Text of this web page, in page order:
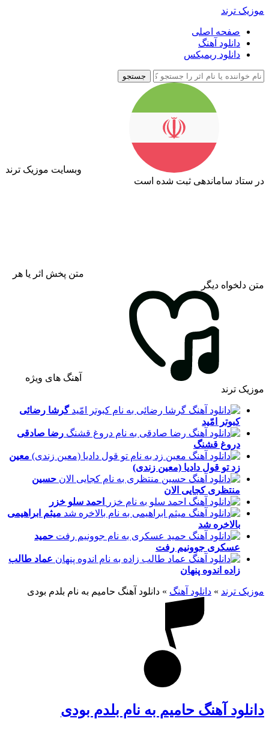
موزیک ترند
صفحه اصلی
دانلود آهنگ
دانلود ریمیکس
جستجو
وبسایت موزیک ترند
در ستاد ساماندهی ثبت شده است
متن پخش اثر یا هر
متن دلخواه دیگر
آهنگ های ویژه
موزیک ترند
گرشا رضائی
کبوتر امّید
رضا صادقی
دروغ قشنگ
معین
زدتو قول دادیا (معین زندی)
حسین
منتظریکجایی الان
احمد سلو خزر
میثم ابراهیمی
بالاخره شد
حمید
عسکری جوونیم رفت
عماد طالب
زاده اندوه پنهان
موزیک ترند » دانلود آهنگ » دانلود آهنگ حامیم به نام بلدم بودی
دانلود آهنگ حامیم به نام بلدم بودی